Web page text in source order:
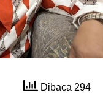
Dibaca 294